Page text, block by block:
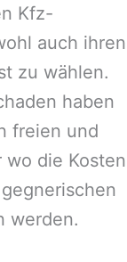
Kfz-
auch ihren
zu wählen.
haben
freien und
wo die Kosten
werden.